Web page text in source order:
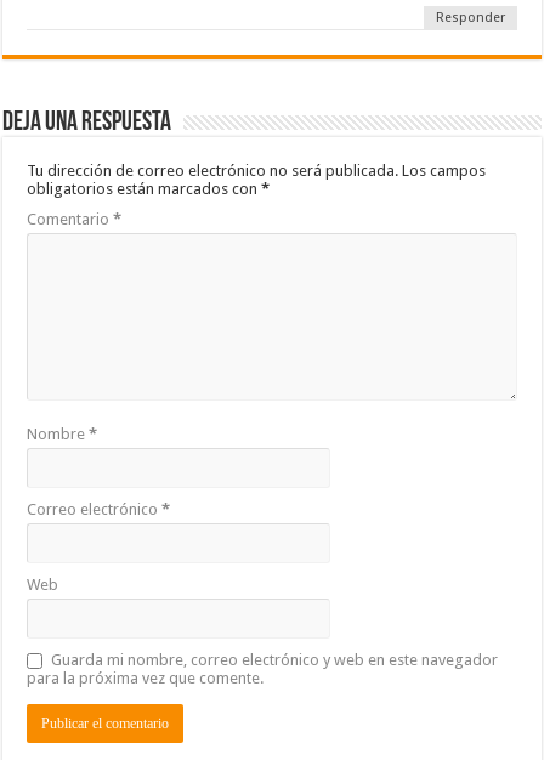
Responder
Deja una respuesta
Tu dirección de correo electrónico no será publicada. Los campos
obligatorios están marcados con*
Comentario*
Nombre*
Correo electrónico*
Web
Guarda mi nombre, correo electrónico y web en este navegador
para la próxima vez que comente.